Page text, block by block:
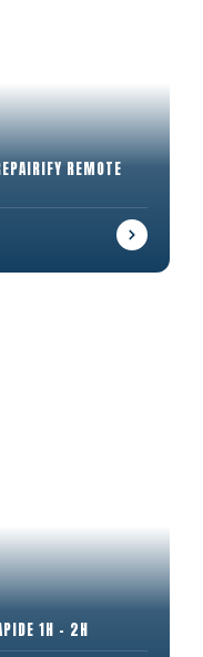
REMOTE
1H - 2H